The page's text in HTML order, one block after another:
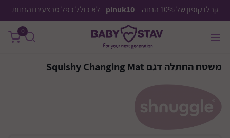
קבלו קופון של 10% הנחה - pinuk10 - לא כולל כפל מבצעים והנחות
0
משטח החתלה דגם Squishy Changing Mat